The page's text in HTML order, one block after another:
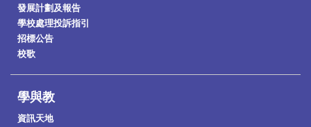
發展計劃及報告
學校處理投訴指引
招標公告
校歌
學與教
資訊天地